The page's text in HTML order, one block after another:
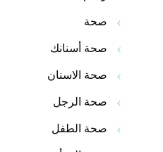
صحة
صحة أسنانك
صحة الاسنان
صحة الرجل
صحة الطفل